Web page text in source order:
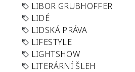
LIBOR GRUBHOFFER
LIDÉ
LIDSKÁ PRÁVA
LIFESTYLE
LIGHTSHOW
LITERÁRNÍ ŠLEH